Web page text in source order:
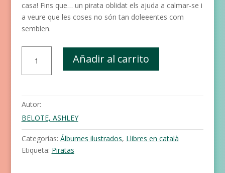
casa! Fins que… un pirata oblidat els ajuda a calmar-se i
a veure que les coses no són tan doleeentes com
semblen.
llanut
cantidad
Añadir al carrito
Autor:
BELOTE, ASHLEY
Categorías: Álbumes ilustrados, Llibres en català
Etiqueta: Piratas